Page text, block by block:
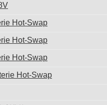
Hot-Swap
Hot-Swap
Hot-Swap
Hot-Swap